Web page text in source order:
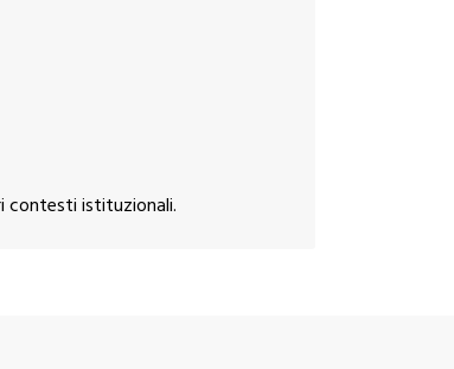
contesti istituzionali.